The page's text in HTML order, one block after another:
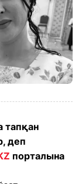
тапқан
деп
порталына